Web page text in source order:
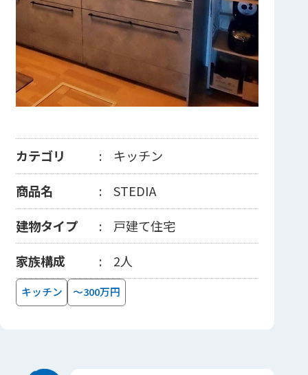
カテゴリ
キッチン
商品名
STEDIA
建物タイプ
戸建て住宅
家族構成
2人
キッチン ～300万円